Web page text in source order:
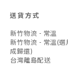
送貨方式
新竹物流 - 常溫
新竹物流 - 常溫(
成歸還)
台灣離島配送